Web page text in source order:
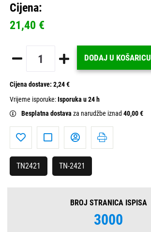
Cijena:
21,40 €
DODAJ U KOŠARICU
Cijena dostave: 2,24 €
Vrijeme isporuke:Isporuka u 24 h
Besplatna dostava za narudžbe iznad 40,00 €
TN2421 TN-2421
BROJ STRANICA ISPISA
3000